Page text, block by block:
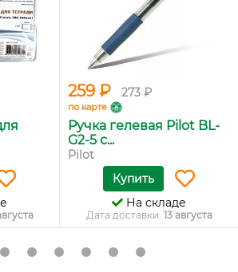
259 ₽ 273 ₽
по карте
Ручка гелевая Pilot BL-
G2-5 с...
Pilot
Купить
На складе
Дата доставки: 13 августа